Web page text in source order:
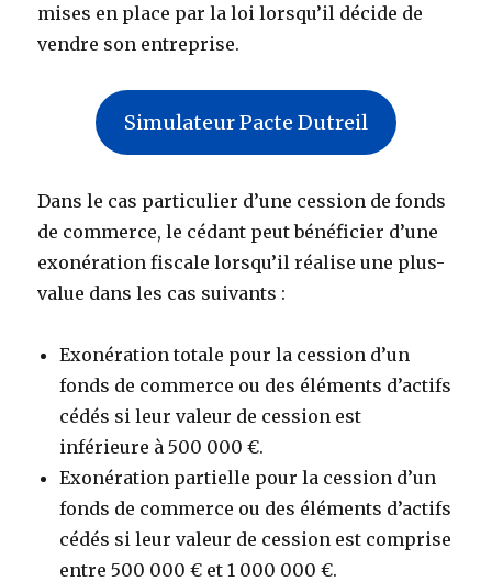
mises en place par la loi lorsqu’il décide de
vendre son entreprise.
Simulateur Pacte Dutreil
Dans le cas particulier d’une cession de fonds
de commerce, le cédant peut bénéficier d’une
exonération fiscale lorsqu’il réalise une plus-
value dans les cas suivants :
Exonération totale pour la cession d’un
fonds de commerce ou des éléments d’actifs
cédés si leur valeur de cession est
inférieure à 500 000 €.
Exonération partielle pour la cession d’un
fonds de commerce ou des éléments d’actifs
cédés si leur valeur de cession est comprise
entre 500 000 € et 1 000 000 €.